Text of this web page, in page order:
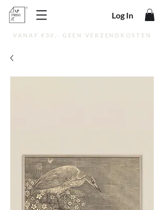
Log In
VANAF €30,- GEEN VERZENDKOSTEN